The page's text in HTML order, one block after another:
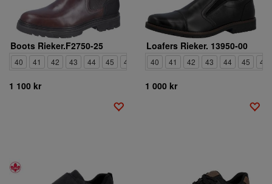
Boots Rieker.F2750-25
40 41 42 43 44 45 46
1 100 kr
Loafers Rieker. 13950-00
40 41 42 43 44 45 46
1 000 kr